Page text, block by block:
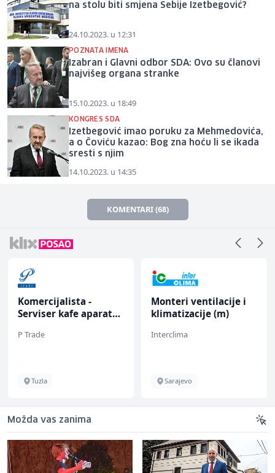
na stolu biti smjena Sebije Izetbegović?
24.10.2023. u 12:31
POZNATA IMENA
Izabran i Glavni odbor SDA: Ovo su članovi
najvišeg organa stranke
15.10.2023. u 18:49
KONGRES SDA
Izetbegović imao poruku za Mehmedovića,
a o Čoviću kazao: Bog zna hoću li se ikada
sresti s njim
14.10.2023. u 14:35
KOMENTARI (68)
Komercijalista -
Serviser kafe aparata
P Trade
Tuzla
Monteri ventilacije i
klimatizacije (m)
Interclima
Sarajevo
Možda vas zanima